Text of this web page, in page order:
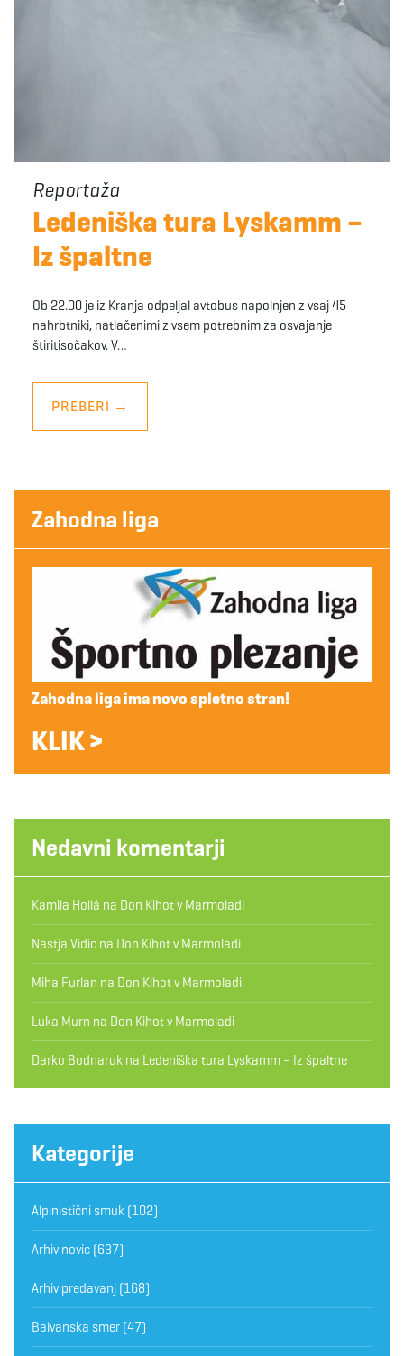
Ledeniška tura Lyskamm –
Iz špaltne
Ob 22.00 je iz Kranja odpeljal avtobus napolnjen z vsaj 45
nahrbtniki, natlačenimi z vsem potrebnim za osvajanje
štiritisočakov. V…
PREBERI →
Zahodna liga
Zahodna liga ima novo spletno stran!
KLIK >
Nedavni komentarji
Kamila Hollá na Don Kihot v Marmoladi
Nastja Vidic na Don Kihot v Marmoladi
Miha Furlan na Don Kihot v Marmoladi
Luka Murn na Don Kihot v Marmoladi
Darko Bodnaruk na Ledeniška tura Lyskamm – Iz špaltne
Kategorije
Alpinistični smuk (102)
Arhiv novic (637)
Arhiv predavanj (168)
Balvanska smer (47)